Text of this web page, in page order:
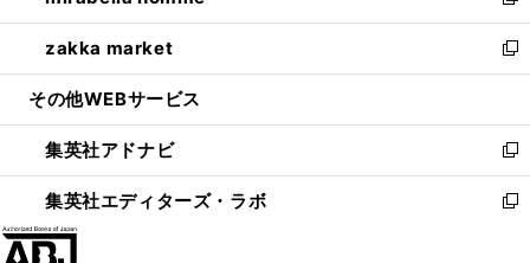
開
く
ウ
で
開
ン
ド
ウ
開
く
ウ
ィ
ン
ウ
で
開
く
し
い
ウ
ン
ド
ウ
で
zakka market
新
し
ウ
ィ
ン
ド
その他WEBサービス
集英社アドナビ
新
し
い
集英社エディターズ・ラボ
新